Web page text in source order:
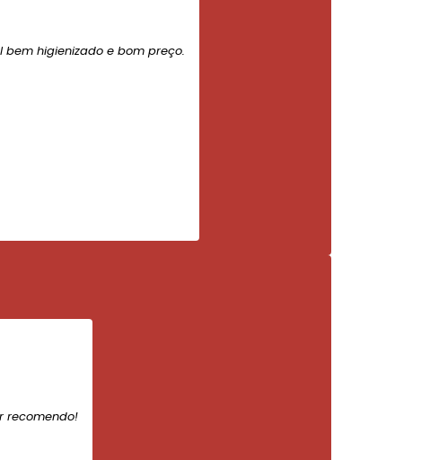
higienizado e bom preço.
recomendo!